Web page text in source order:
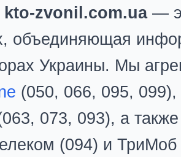
kto-zvonil.com.ua—
объединяющая
Украины. Мы
(050, 066, 095, 099),
073, 093), а
(094) и ТриМоб